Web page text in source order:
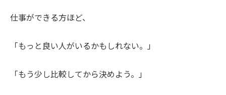
仕事ができる方ほど、
「もっと良い人がいるかもしれない。」
「もう少し比較してから決めよう。」